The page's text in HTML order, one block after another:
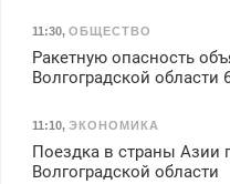
11:30, ОБЩЕСТВО
Ракетную опасность
Волгоградской области
11:10, ЭКОНОМИКА
Поездка в страны Азии
Волгоградской области